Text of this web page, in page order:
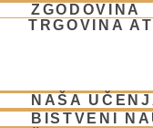
ZGODOVINA
TRGOVINA
NAŠA
BISTVENI